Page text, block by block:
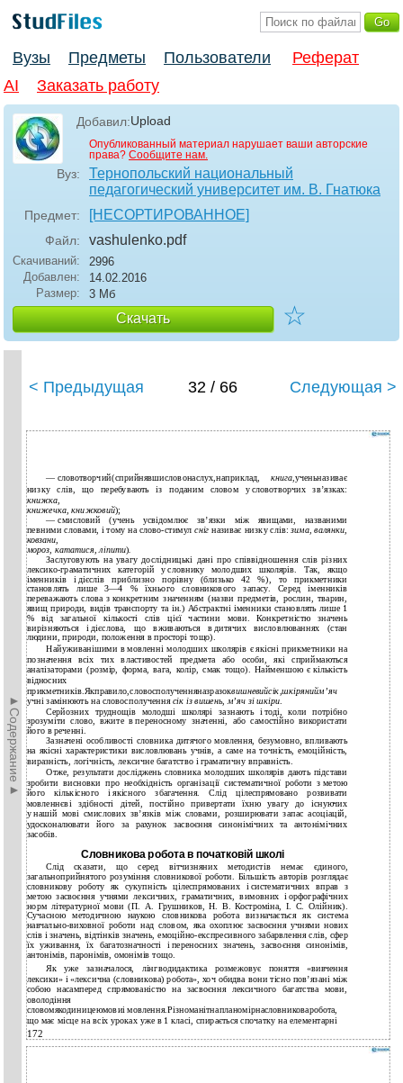
Вузы Предметы Пользователи
Реферат
AI
Заказать работу
Добавил:Upload
Опубликованный материал нарушает ваши авторские
права? Сообщите нам.
Вуз:
Тернопольский национальный
педагогический университет им. В. Гнатюка
Предмет: [НЕСОРТИРОВАННОЕ]
Файл: vashulenko.pdf
Скачиваний:
2996
Добавлен:
14.02.2016
Размер:
3 Мб
Скачать ☆
►Содержание►
< Предыдущая 32 / 66 Следующая >
— словотворчий(сприйнявшисловонаслух,наприклад,книга,ученьназиває
низку слів, що перебувають із поданим словом у словотворчих зв’язках:
книжка,
книжечка, книжковий);
— смисловий (учень усвідомлює зв’язки між явищами, названими
певними словами, і тому наслово-стимулсніг називає низку слів:зима, валянки,
ковзани,
мороз, кататися, ліпити).
Заслуговують на увагу дослідницькі дані про співвідношення слів різних
лексико-граматичних категорій у словнику молодших школярів. Так, якщо
іменників і дієслів приблизно порівну (близько 42 %), то прикметники
становлять лише 3—4 % їхнього словникового запасу. Серед іменників
переважають слова з конкретним значенням (назви предметів, рослин, тварин,
явищ природи, видів транспорту та ін.) Абстрактні іменники становлять лише 1
% від загальної кількості слів цієї частини мови. Конкретністю значень
вирізняються і дієслова, що вживаються в дитячих висловлюваннях (стан
людини, природи, положення в просторі тощо).
Найуживанішими в мовленні молодших школярів є якісні прикметники на
позначення всіх тих властивостей предмета або особи, які сприймаються
аналізаторами (розмір, форма, вага, колір, смак тощо). Найменшою є кількість
відносних
прикметників.Якправило,словосполученняназразоквишневийсік,шкірянийм’яч
учні замінюють на словосполученнясік із вишень, м’яч зі шкіри.
Серйозних труднощів молодші школярі зазнають і тоді, коли потрібно
зрозуміти слово, вжите в переносному значенні, або самостійно використати
його в реченні­.
Зазначені особливості словника дитячого мовлення, безумовно, впливають
на якісні характеристики висловлювань учнів, а саме на точність, емоційність,
виразність, логічність, лексичне багатство і граматичну вправність.
Отже, результати досліджень словника молодших школярів дають підстави
зробити висновки про необхідність організації систематичної роботи з метою
його кількісного і якісного збагачення. Слід цілеспрямовано розвивати
мовленнєві здібності дітей, постійно привертати їхню увагу до існуючих
у нашій мові смислових зв’язків між словами, розширювати запас асоціацій,
удосконалювати його за рахунок засвоєння синонімічних та антонімічних
засобів.
Словникова робота в початковій школі
Слід сказати, що серед вітчизняних методистів немає єдиного,
загальноприйнятого розуміння словникової роботи. Більшість авторів розглядає
словникову роботу як сукупність цілеспрямованих і систематичних вправ з
метою засвоєння учнями лексичних, граматичних, вимовних і орфографічних
норм літературної мови (П. А. Грушников, Н. В. Костроміна, І. С. Олійник).
Сучасною методичною наукою словникова робота визначається як система
навчально-виховної роботи над словом, яка охоплює засвоєння учнями нових
слів і значень, відтінків значень, емоційно-експресивного забарвлення слів, сфер
їх уживання, їх багатозначності і переносних значень, засвоєння синонімів,
антонімів, паронімів, омонімів тощо.
Як уже зазначалося, лінгводидактика розмежовує поняття «вивчення
лексики» і «лексична (словникова) робота», хоч обидва вони тісно пов’язані між
собою насамперед спрямованістю на засвоєння лексичного багатства мови,
оволодіння
словомякодиницеюмовиі мовлення.Різноманітнапланомірнасловниковаробота,
що має місце на всіх уроках уже в 1 класі, спирається спочатку на елементарні
172